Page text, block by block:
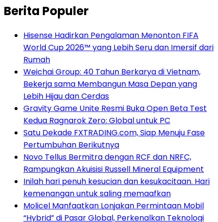
Berita Populer
Hisense Hadirkan Pengalaman Menonton FIFA
World Cup 2026™ yang Lebih Seru dan Imersif dari
Rumah
Weichai Group: 40 Tahun Berkarya di Vietnam,
Bekerja sama Membangun Masa Depan yang
Lebih Hijau dan Cerdas
Gravity Game Unite Resmi Buka Open Beta Test
Kedua Ragnarok Zero: Global untuk PC
Satu Dekade FXTRADING.com, Siap Menuju Fase
Pertumbuhan Berikutnya
Novo Tellus Bermitra dengan RCF dan NRFC,
Rampungkan Akuisisi Russell Mineral Equipment
Inilah hari penuh kesucian dan kesukacitaan. Hari
kemenangan untuk saling memaafkan
Molicel Manfaatkan Lonjakan Permintaan Mobil
“Hybrid” di Pasar Global, Perkenalkan Teknologi